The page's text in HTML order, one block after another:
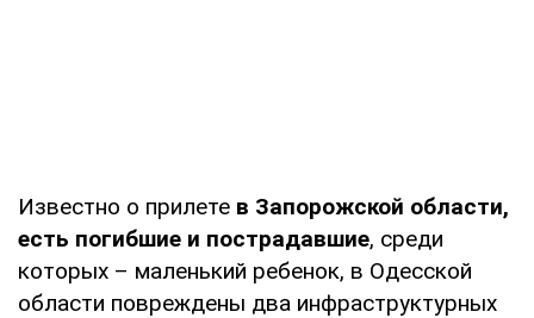
Известно о прилете в Запорожской области,
есть погибшие и пострадавшие, среди
которых – маленький ребенок, в Одесской
области повреждены два инфраструктурных